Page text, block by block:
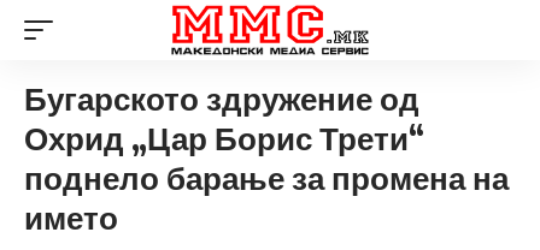
Бугарското здружение од
Охрид „Цар Борис Трети“
поднело барање за промена на
името